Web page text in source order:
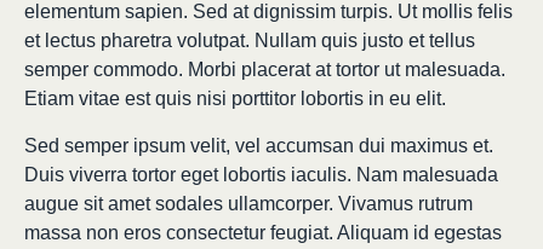
elementum sapien. Sed at dignissim turpis. Ut mollis felis
et lectus pharetra volutpat. Nullam quis justo et tellus
semper commodo. Morbi placerat at tortor ut malesuada.
Etiam vitae est quis nisi porttitor lobortis in eu elit.
Sed semper ipsum velit, vel accumsan dui maximus et.
Duis viverra tortor eget lobortis iaculis. Nam malesuada
augue sit amet sodales ullamcorper. Vivamus rutrum
massa non eros consectetur feugiat. Aliquam id egestas